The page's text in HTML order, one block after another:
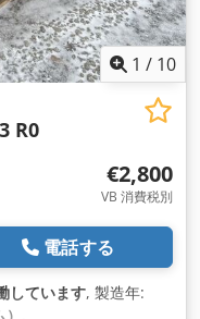
1 / 10
R0
€2,800
VB 消費税別
電話する
しています, 製造年: